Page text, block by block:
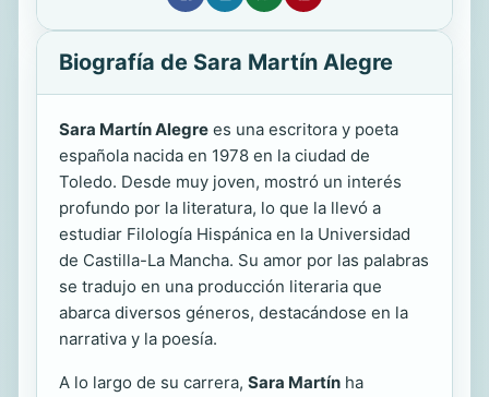
Biografía de Sara Martín Alegre
Sara Martín Alegre es una escritora y poeta
española nacida en 1978 en la ciudad de
Toledo. Desde muy joven, mostró un interés
profundo por la literatura, lo que la llevó a
estudiar Filología Hispánica en la Universidad
de Castilla-La Mancha. Su amor por las palabras
se tradujo en una producción literaria que
abarca diversos géneros, destacándose en la
narrativa y la poesía.
A lo largo de su carrera, Sara Martín ha